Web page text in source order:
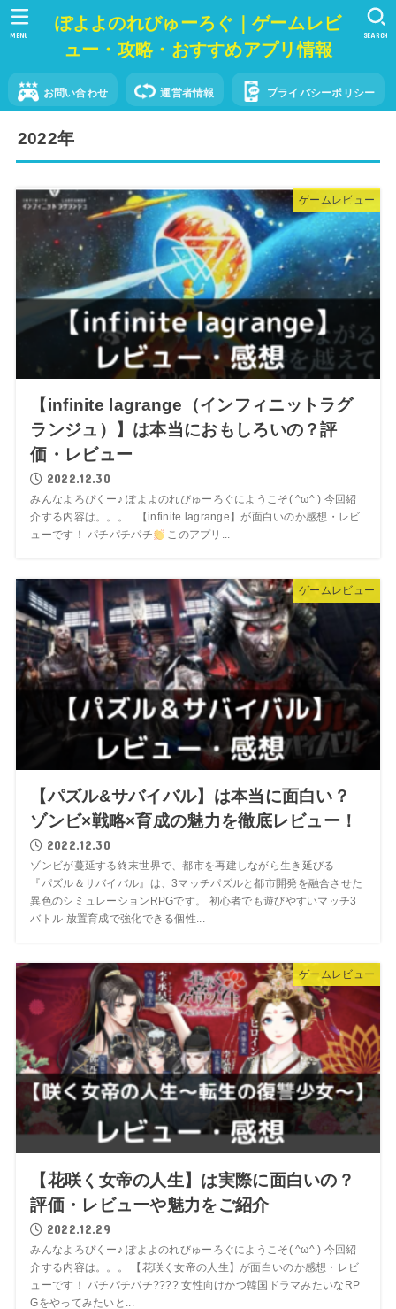
ぽよよのれびゅーろぐ｜ゲームレビ
ュー・攻略・おすすめアプリ情報
お問い合わせ 運営者情報 プライバシーポリシー
SEARCH
MENU
2022年
ゲームレビュー
【infinite lagrange（インフィニットラグ
ランジュ）】は本当におもしろいの？評
価・レビュー
2022.12.30
みんなよろぴくー♪ ぽよよのれびゅーろぐにようこそ( ^ω^ ) 今回紹
介する内容は。。。 【infinite lagrange】が面白いのか感想・レビ
ューです！ パチパチパチ
このアプリ...
ゲームレビュー
【パズル&サバイバル】は本当に面白い？
ゾンビ×戦略×育成の魅力を徹底レビュー！
2022.12.30
ゾンビが蔓延する終末世界で、都市を再建しながら生き延びる――
『パズル＆サバイバル』は、3マッチパズルと都市開発を融合させた
異色のシミュレーションRPGです。 初心者でも遊びやすいマッチ3
バトル 放置育成で強化できる個性...
ゲームレビュー
【花咲く女帝の人生】は実際に面白いの？
評価・レビューや魅力をご紹介
2022.12.29
みんなよろぴくー♪ ぽよよのれびゅーろぐにようこそ( ^ω^ ) 今回紹
介する内容は。。。 【花咲く女帝の人生】が面白いのか感想・レビ
ューです！ パチパチパチ???? 女性向けかつ韓国ドラマみたいなRP
Gをやってみたいと...